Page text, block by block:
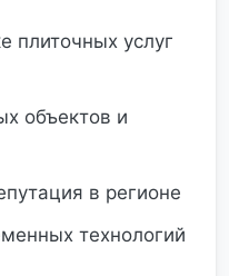
плиточных услуг
объектов и
в регионе
технологий